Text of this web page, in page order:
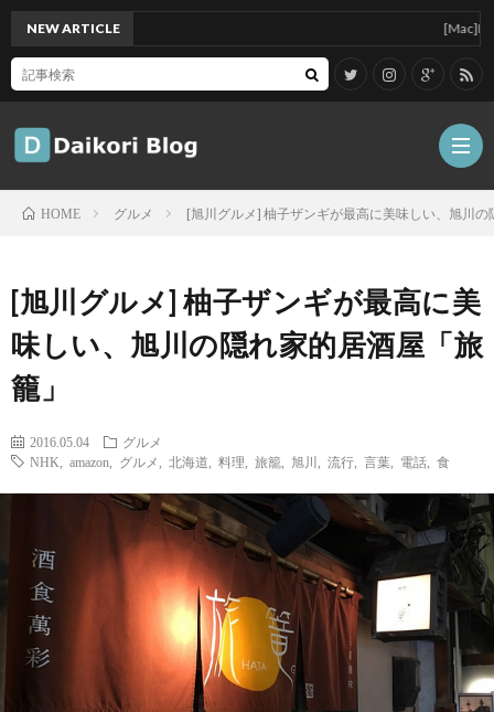
ェ
ル
旅
行・
歩
ブ
NEW ARTICLE [Mac]Mac mini
HOME グルメ [旭川グルメ] 柚子ザンギが最高に美味しい、旭川
[旭川グルメ] 柚子ザンギが最高に美
味しい、旭川の隠れ家的居酒屋「旅
籠」
2016.05.04
グルメ
NHK
amazon グルメ 北海道 料理 旅籠 旭川 流行 言葉 電話 食